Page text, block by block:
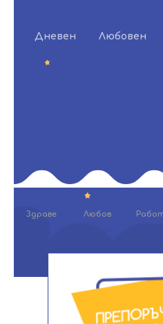
Дневен Любовен
Здраве Любов